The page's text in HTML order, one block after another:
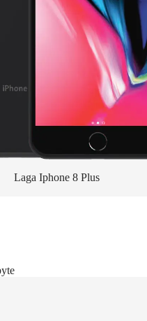
Laga Iphone 8 Plus